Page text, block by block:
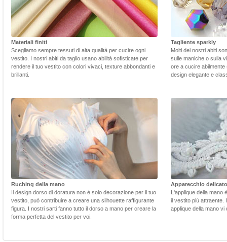
Materiali finiti
Scegliamo sempre tessuti di alta qualità per cucire ogni
vestito. I nostri abiti da taglio usano abilità sofisticate per
rendere il tuo vestito con colori vivaci, texture abbondanti e
brillanti.
Tagliente sparkly
Molti dei nostri abiti
sulle maniche o sulla
ore a cucire
design elegante e
Ruching della mano
Il design dorso di doratura non è solo decorazione per il tuo
vestito, può contribuire a creare una silhouette raffigurante
figura. I nostri sarti fanno tutto il dorso a mano per creare la
forma perfetta del vestito per voi.
Apparecchio delicato
L'applique della mano
il vestito più attraente.
applique della mano